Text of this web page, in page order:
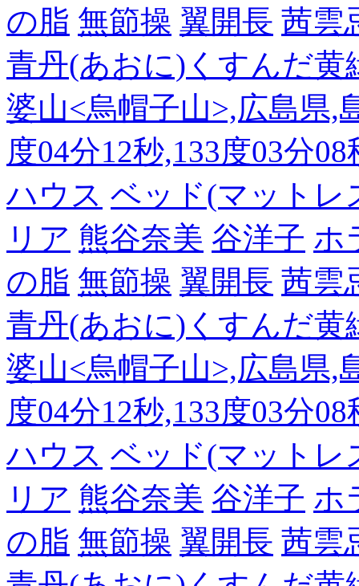
の脂 無節操 翼開長 茜雲
青丹(あおに)くすんだ黄
婆山<烏帽子山>,広島県,
度04分12秒,133度03分
ハウス ベッド(マットレ
リア 熊谷奈美 谷洋子 ホ
の脂 無節操 翼開長 茜雲
青丹(あおに)くすんだ黄
婆山<烏帽子山>,広島県,
度04分12秒,133度03分
ハウス ベッド(マットレ
リア 熊谷奈美 谷洋子 ホ
の脂 無節操 翼開長 茜雲